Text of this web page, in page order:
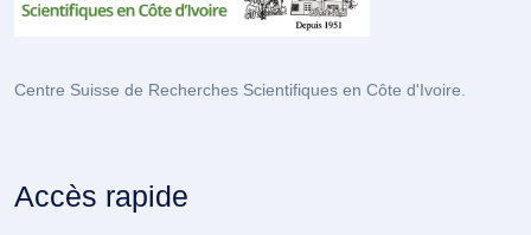
Centre Suisse de Recherches Scientifiques en Côte d'Ivoire.
Accès rapide